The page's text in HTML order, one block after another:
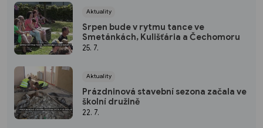
Aktuality
Srpen bude v rytmu tance ve
Smetánkách, Kulišťária a Čechomoru
25. 7.
Aktuality
Prázdninová stavební sezona začala ve
školní družině
22. 7.